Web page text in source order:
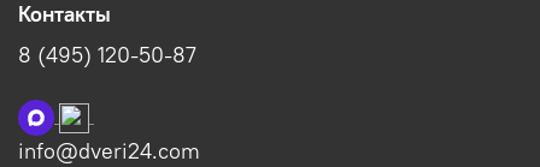
Контакты
8 (495) 120-50-87
info@dveri24.com